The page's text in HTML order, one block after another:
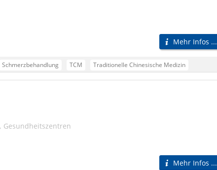
Mehr Infos ...
Schmerzbehandlung TCM Traditionelle Chinesische Medizin
Gesundheitszentren
Mehr Infos ...